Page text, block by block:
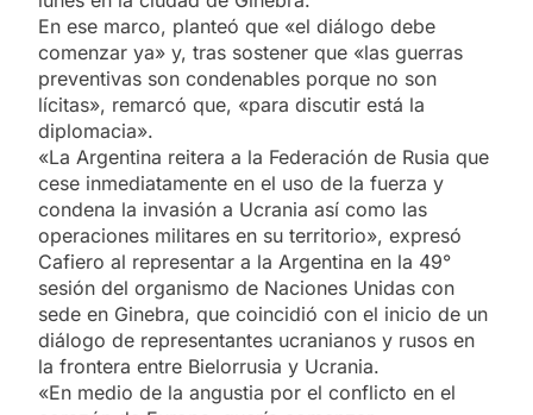
En ese marco, planteó que «el diálogo debe
comenzar ya» y, tras sostener que «las guerras
preventivas son condenables porque no son
lícitas», remarcó que, «para discutir está la
diplomacia».
«La Argentina reitera a la Federación de Rusia que
cese inmediatamente en el uso de la fuerza y
condena la invasión a Ucrania así como las
operaciones militares en su territorio», expresó
Cafiero al representar a la Argentina en la 49°
sesión del organismo de Naciones Unidas con
sede en Ginebra, que coincidió con el inicio de un
diálogo de representantes ucranianos y rusos en
la frontera entre Bielorrusia y Ucrania.
«En medio de la angustia por el conflicto en el